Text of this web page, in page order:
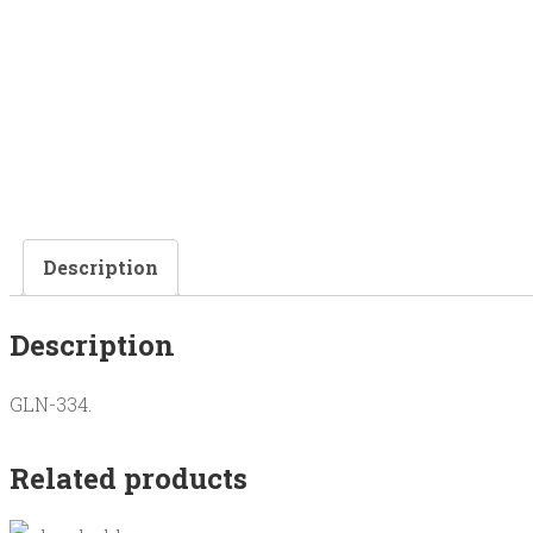
Description
Description
GLN-334.
Related products